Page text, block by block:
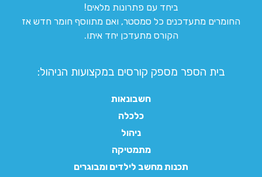
ביחד עם פתרונות מלאים!
החומרים מתעדכנים כל סמסטר, ואם מתווסף חומר חדש אז
הקורס מתעדכן יחד איתו.
בית הספר מספק קורסים במקצועות הניהול:
חשבונאות
כלכלה
ניהול
מתמטיקה
תכנות מחשב לילדים ומבוגרים